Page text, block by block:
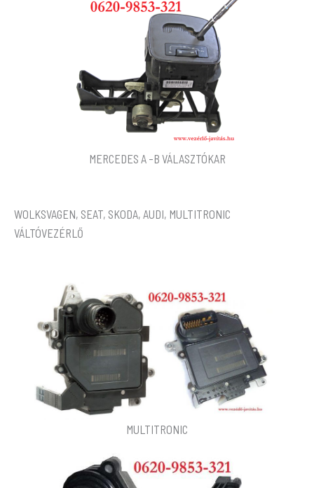
MERCEDES A -B VÁLASZTÓKAR
WOLKSVAGEN, SEAT, SKODA, AUDI, MULTITRONIC
VÁLTÓVEZÉRLŐ
MULTITRONIC